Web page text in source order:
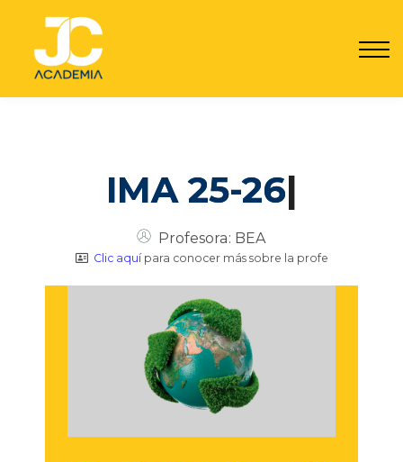
IMA 25-26|
Profesora: BEA
Clic aquípara conocer más sobre la profe